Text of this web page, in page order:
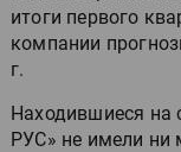
итоги первого
компании
г.
Находившиеся на
РУС» не имели ни